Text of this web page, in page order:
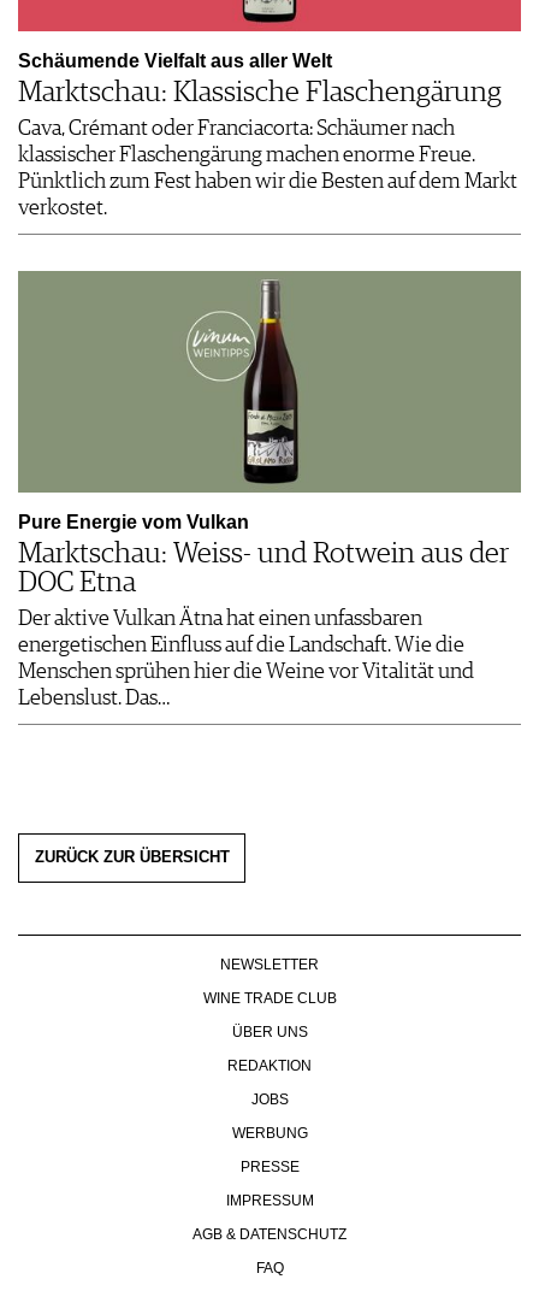
Schäumende Vielfalt aus aller Welt
Marktschau: Klassische Flaschengärung
Cava, Crémant oder Franciacorta: Schäumer nach
klassischer Flaschengärung machen enorme Freue.
Pünktlich zum Fest haben wir die Besten auf dem Markt
verkostet.
Pure Energie vom Vulkan
Marktschau: Weiss- und Rotwein aus der
DOC Etna
Der aktive Vulkan Ätna hat einen unfassbaren
energetischen Einfluss auf die Landschaft. Wie die
Menschen sprühen hier die Weine vor Vitalität und
Lebenslust. Das…
ZURÜCK ZUR ÜBERSICHT
NEWSLETTER
WINE TRADE CLUB
ÜBER UNS
REDAKTION
JOBS
WERBUNG
PRESSE
IMPRESSUM
AGB & DATENSCHUTZ
FAQ